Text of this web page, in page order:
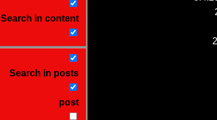
Search in content
Search in posts
post